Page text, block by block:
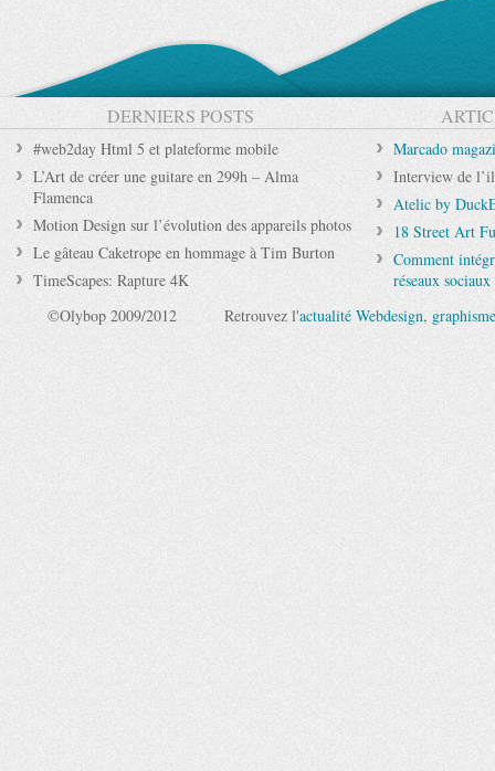
DERNIERS POSTS
#web2day Html 5 et plateforme mobile
L’Art de créer une guitare en 299h – Alma
Flamenca
Motion Design sur l’évolution des appareils photos
Le gâteau Caketrope en hommage à Tim Burton
TimeScapes: Rapture 4K
Marcado
Interview de
Atelic by
18 Street Art
Comment
réseaux
©Olybop 2009/2012
Retrouvez l'actualité Webdesign, graphisme